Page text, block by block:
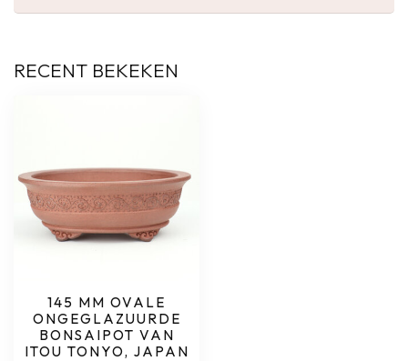
RECENT BEKEKEN
145 MM OVALE
ONGEGLAZUURDE
BONSAIPOT VAN
ITOU TONYO, JAPAN